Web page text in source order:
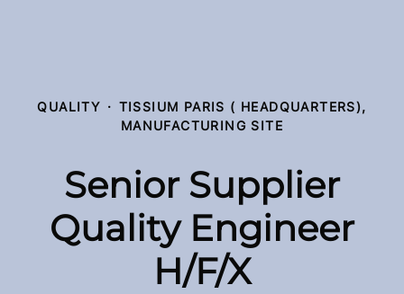
QUALITY · TISSIUM PARIS ( HEADQUARTERS),
MANUFACTURING SITE
Senior Supplier
Quality Engineer
H/F/X